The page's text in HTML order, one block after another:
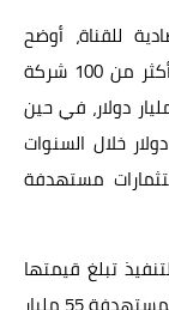
للقناة، أوضح
الفريق مهاب مميش أن هناك 192 مصنعاً وأكثر من 100 شركة
ولوجستية بحجم استثمارات يتجاوز 25 مليار دولار، في حين
التنفيذ بحجم 20 مليار دولار خلال السنوات
مستهدفة
تبلغ قيمتها